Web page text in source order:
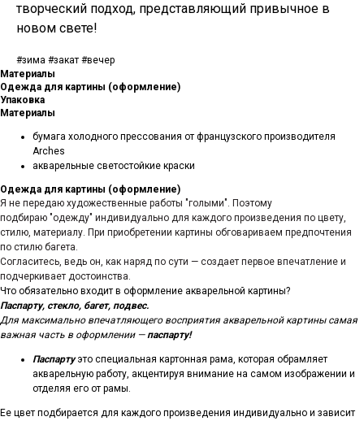
творческий подход, представляющий привычное в
новом свете!
#зима #закат #вечер
Материалы
Одежда для картины (оформление)
Упаковка
Материалы
бумага холодного прессования от французского производителя
Arches
акварельные светостойкие краски
Одежда для картины (оформление)
Я не передаю художественные работы "голыми". Поэтому
подбираю "одежду" индивидуально для каждого произведения по цвету,
стилю, материалу. При приобретении картины обговариваем предпочтения
по стилю багета.
Согласитесь, ведь он, как наряд по сути — создает первое впечатление и
подчеркивает достоинства.
Что обязательно входит в оформление акварельной картины?
Паспарту, стекло, багет, подвес.
Для максимально впечатляющего восприятия акварельной картины самая
важная часть в оформлении —паспарту!
Паспартуэто специальная картонная рама, которая обрамляет
акварельную работу, акцентируя внимание на самом изображении и
отделяя его от рамы.
Ее цвет подбирается для каждого произведения индивидуально и зависит